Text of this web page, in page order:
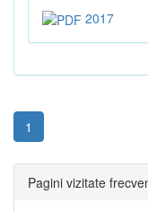
2017
1
Pagini vizitate